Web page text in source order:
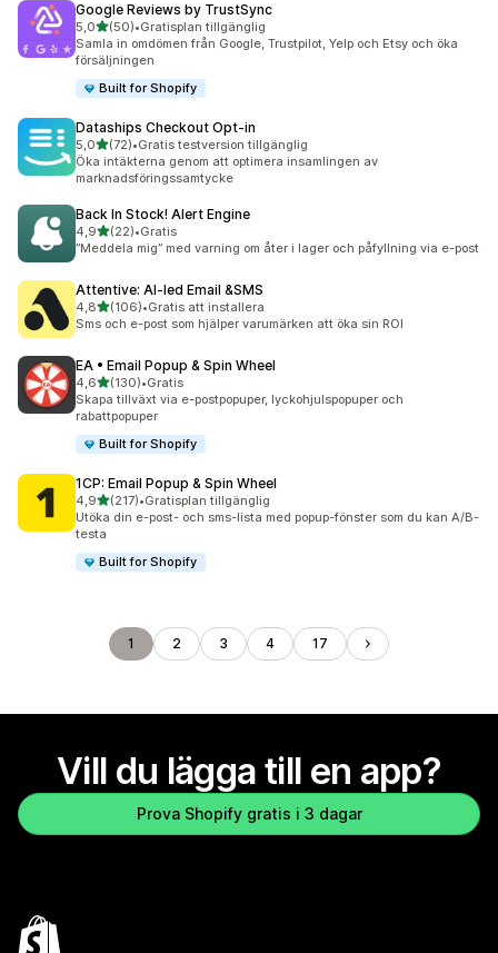
Google Reviews by TrustSync
5,0av 5 stjärnor
(50)
50 recensioner totalt
•Gratisplan tillgänglig
Samla in omdömen från Google, Trustpilot, Yelp och Etsy och öka
försäljningen
Built for Shopify
Dataships Checkout Opt‑in
5,0av 5 stjärnor
(72)
72 recensioner totalt
•Gratis testversion tillgänglig
Öka intäkterna genom att optimera insamlingen av
marknadsföringssamtycke
Back In Stock! Alert Engine
4,9av 5 stjärnor
(22)
22 recensioner totalt
•Gratis
”Meddela mig” med varning om åter i lager och påfyllning via e-post
Attentive: AI‑led Email &SMS
4,8av 5 stjärnor
(106)
106 recensioner totalt
•Gratis att installera
Sms och e-post som hjälper varumärken att öka sin ROI
EA • Email Popup & Spin Wheel
4,6av 5 stjärnor
(130)
130 recensioner totalt
•Gratis
Skapa tillväxt via e-postpopuper, lyckohjulspopuper och
rabattpopuper
Built for Shopify
1CP: Email Popup & Spin Wheel
4,9av 5 stjärnor
(217)
217 recensioner totalt
•Gratisplan tillgänglig
Utöka din e-post- och sms-lista med popup-fönster som du kan A/B-
testa
Built for Shopify
1 2 3 4 17
Vill du lägga till en app?
Prova Shopify gratis i 3 dagar